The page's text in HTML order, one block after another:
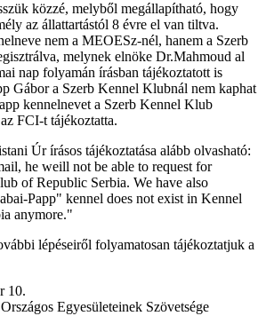
közzé, melyből megállapítható, hogy
az állattartástól 8 évre el van tiltva.
nem a MEOESz-nél, hanem a Szerb
melynek elnöke Dr.Mahmoud al
nap folyamán írásban tájékoztatott is
Gábor a Szerb Kennel Klubnál nem kaphat
kennelnevet a Szerb Kennel Klub
FCI-t tájékoztatta.
Úr írásos tájékoztatása alább olvasható:
he weill not be able to request for
of Republic Serbia. We have also
Papp" kennel does not exist in Kennel
anymore."
lépéseiről folyamatosan tájékoztatjuk a
10.
Egyesületeinek Szövetsége